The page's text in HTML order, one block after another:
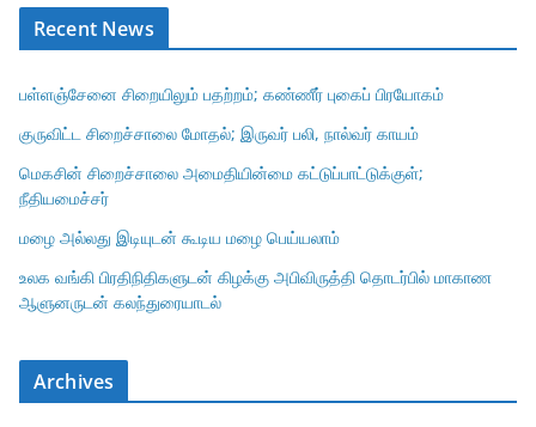
Recent News
பள்ளஞ்சேனை சிறையிலும் பதற்றம்; கண்ணீர் புகைப் பிரயோகம்
குருவிட்ட சிறைச்சாலை மோதல்; இருவர் பலி, நால்வர் காயம்
மெகசின் சிறைச்சாலை அமைதியின்மை கட்டுப்பாட்டுக்குள்;
நீதியமைச்சர்
மழை அல்லது இடியுடன் கூடிய மழை பெய்யலாம்
உலக வங்கி பிரதிநிதிகளுடன் கிழக்கு அபிவிருத்தி தொடர்பில் மாகாண
ஆளுனருடன் கலந்துரையாடல்
Archives